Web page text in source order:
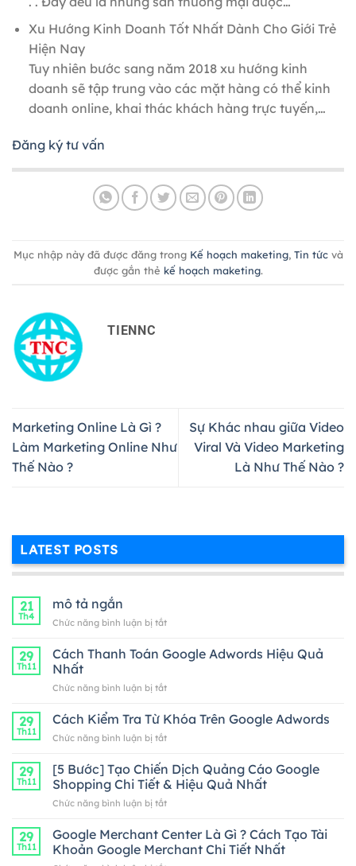
Xu Hướng Kinh Doanh Tốt Nhất Dành Cho Giới Trẻ
Hiện Nay
Tuy nhiên bước sang năm 2018 xu hướng kinh
doanh sẽ tập trung vào các mặt hàng có thể kinh
doanh online, khai thác khách hàng trực tuyến,…
Đăng ký tư vấn
Mục nhập này đã được đăng trong Kế hoạch maketing, Tin tứcvà
được gắn thẻ kế hoạch maketing.
TIENNC
Marketing Online Là Gì ?
Làm Marketing Online Như
Thế Nào ?
Sự Khác nhau giữa Video
Viral Và Video Marketing
Là Như Thế Nào ?
LATEST POSTS
21
Th4
mô tả ngắn
Chức năng bình luận bị tắtở
tả
ngắn
29
Th11
Cách Thanh Toán Google Adwords Hiệu Quả
Nhất
Chức năng bình luận bị tắtở
Thanh
Hiệu
Quả
29
Th11
Cách Kiểm Tra Từ Khóa Trên Google Adwords
Chức năng bình luận bị tắtở
Kiểm
Tra
Từ
Khóa
Google
Adwords
29
Th11
[5 Bước] Tạo Chiến Dịch Quảng Cáo Google
Shopping Chi Tiết & Hiệu Quả Nhất
Chức năng bình luận bị tắtở
Bước]
Tạo
Chiến
29
Th11
Google Merchant Center Là Gì ? Cách Tạo Tài
Khoản Google Merchant Chi Tiết Nhất